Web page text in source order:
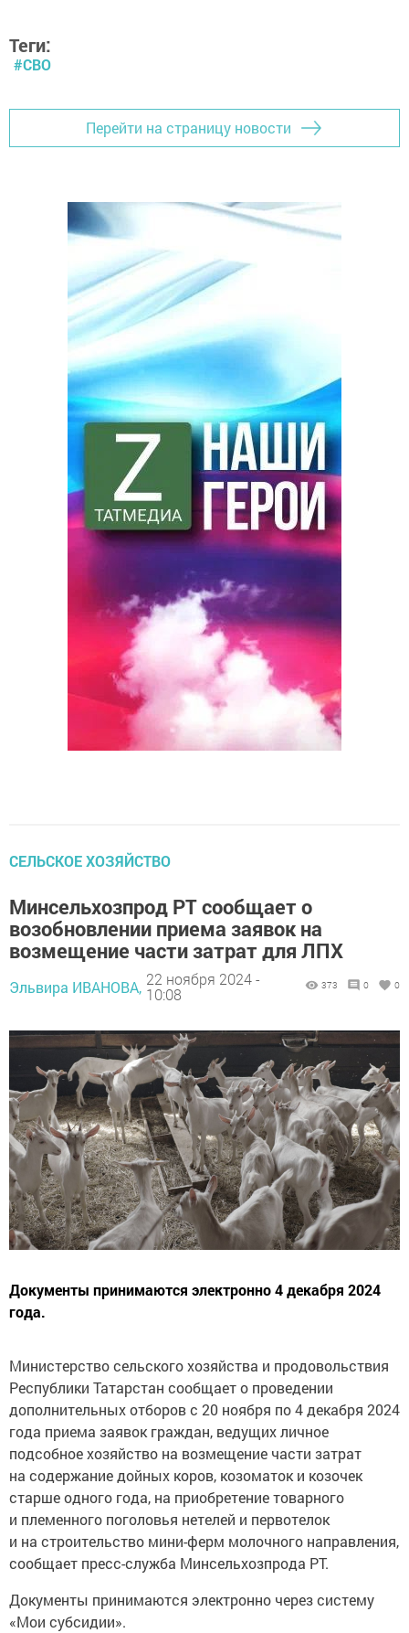
Теги:
#СВО
Перейти на страницу новости
СЕЛЬСКОЕ ХОЗЯЙСТВО
Минсельхозпрод РТ сообщает о
возобновлении приема заявок на
возмещение части затрат для ЛПХ
Эльвира ИВАНОВА, 22 ноября 2024 -
10:08
373 0 0
Документы принимаются электронно 4 декабря 2024
года.
Министерство сельского хозяйства и продовольствия
Республики Татарстан сообщает о проведении
дополнительных отборов с 20 ноября по 4 декабря 2024
года приема заявок граждан, ведущих личное
подсобное хозяйство на возмещение части затрат
на содержание дойных коров, козоматок и козочек
старше одного года, на приобретение товарного
и племенного поголовья нетелей и первотелок
и на строительство мини-ферм молочного направления,
сообщает пресс-служба Минсельхозпрода РТ.
Документы принимаются электронно через систему
«Мои субсидии».